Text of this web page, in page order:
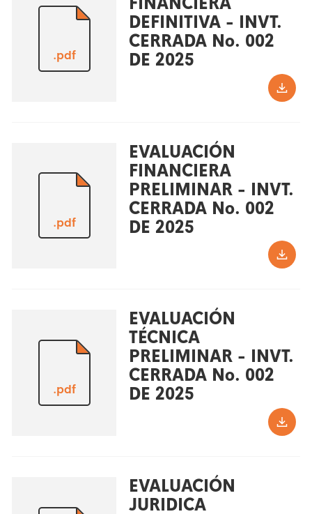
.pdf
DEFINITIVA - INVT.
CERRADA No. 002
DE 2025
.pdf
EVALUACIÓN
FINANCIERA
PRELIMINAR - INVT.
CERRADA No. 002
DE 2025
.pdf
EVALUACIÓN
TÉCNICA
PRELIMINAR - INVT.
CERRADA No. 002
DE 2025
EVALUACIÓN
JURIDICA